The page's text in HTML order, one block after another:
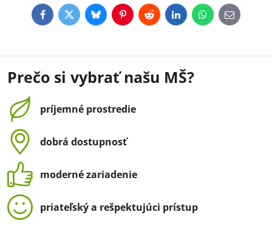
FacebookTwitterBlueskyPinterestRedditLinkedInWhatsApp
E-
mail
Prečo si vybrať našu MŠ?
príjemné prostredie
dobrá dostupnosť
moderné zariadenie
priateľský a rešpektujúci prístup